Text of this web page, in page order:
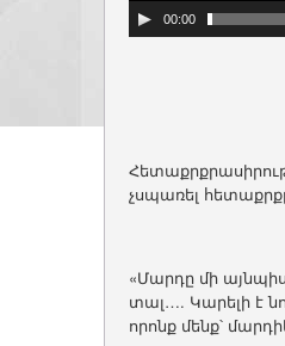
00:00
չսպառել
«Մարդը մի
տալ…. Կարելի է
որոնք մենք՝